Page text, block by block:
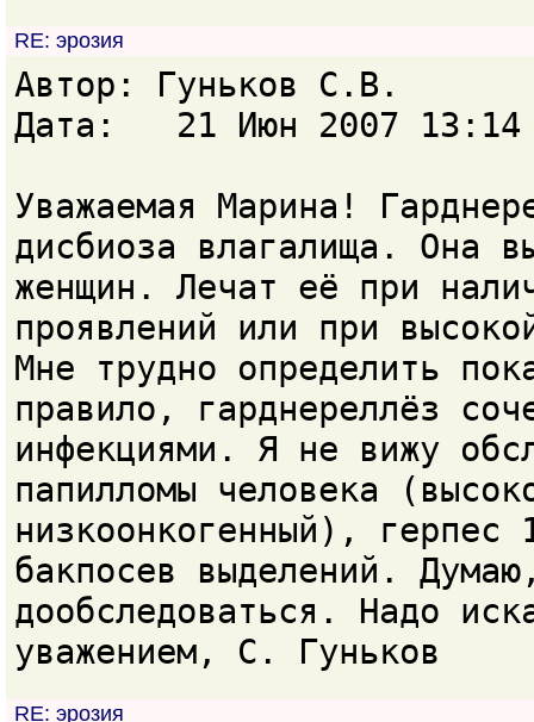
RE: эрозия
Автор: Гуньков С.В.
Дата: 21 Июн 2007 13:14
Уважаемая Марина!
дисбиоза влагалища. Она
женщин. Лечат её при
проявлений или при
Мне трудно определить
правило, гарднереллёз
инфекциями. Я не вижу
папилломы человека
низкоонкогенный),
бакпосев выделений.
дообследоваться. Надо
уважением, С. Гуньков
RE: эрозия